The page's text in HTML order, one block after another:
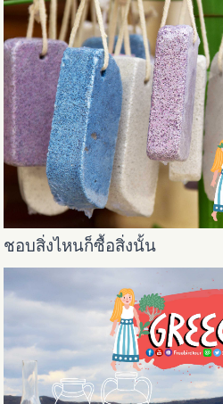
ชอบสิ่งไหนก็ซื้อสิ่งนั้น